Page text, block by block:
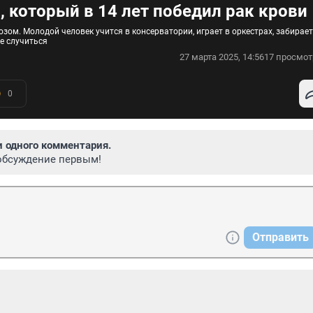
который в 14 лет победил рак крови
Молодой человек учится в консерватории, играет в оркестрах, забирает
случиться
27 марта 2025, 14:5617
0
одного комментария.
первым!
Отправить